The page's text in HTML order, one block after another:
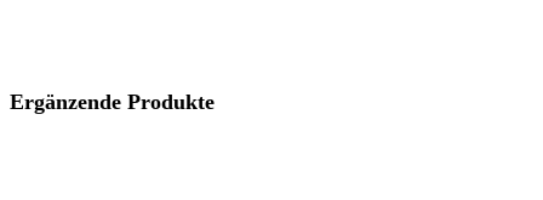
Ergänzende Produkte